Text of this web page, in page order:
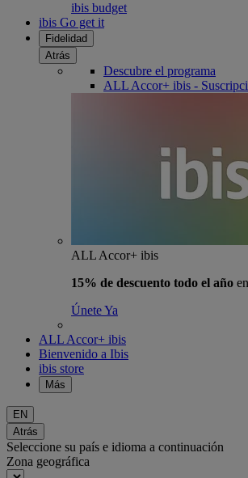
ibis budget
ibis Go get it
Fidelidad
Atrás
Descubre el programa
ALL Accor+ ibis -
ALL Accor+ ibis
15% de descuento todo el año
Únete Ya
ALL Accor+ ibis
Bienvenido a Ibis
ibis store
Más
EN
Atrás
Seleccione su país e idioma a continuación
Zona geográfica